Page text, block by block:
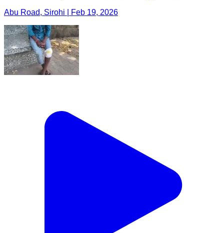
Abu Road, Sirohi | Feb 19, 2026